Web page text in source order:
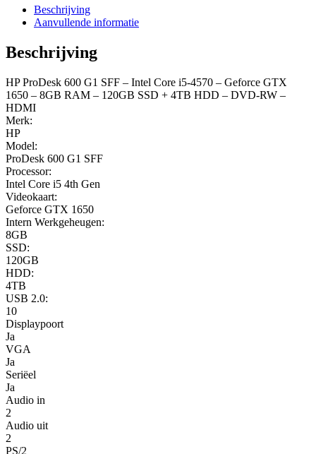
core-
i5-
geforce-
gtx-
1650-
8gb-
ram-
120gb-
ssd-
4tb-
hdd
aantal
Beschrijving
Aanvullende informatie
Beschrijving
HP ProDesk 600 G1 SFF – Intel Core i5-4570 – Geforce GTX
1650 – 8GB RAM – 120GB SSD + 4TB HDD – DVD-RW –
HDMI
Merk:
HP
Model:
ProDesk 600 G1 SFF
Processor:
Intel Core i5 4th Gen
Videokaart:
Geforce GTX 1650
Intern Werkgeheugen:
8GB
SSD:
120GB
HDD:
4TB
USB 2.0:
10
Displaypoort
Ja
VGA
Ja
Seriëel
Ja
Audio in
2
Audio uit
2
PS/2